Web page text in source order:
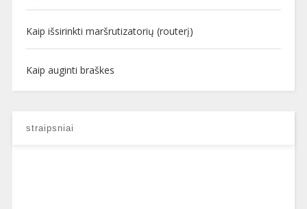
Kaip išsirinkti maršrutizatorių (routerį)
Kaip auginti braškes
straipsniai